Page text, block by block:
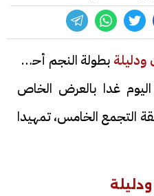
بطولة النجم أحمد
غدا بالعرض الخاص
التجمع الخامس، تمهيدا